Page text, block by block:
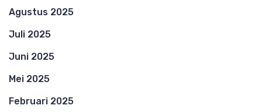
Agustus 2025
Juli 2025
Juni 2025
Mei 2025
Februari 2025